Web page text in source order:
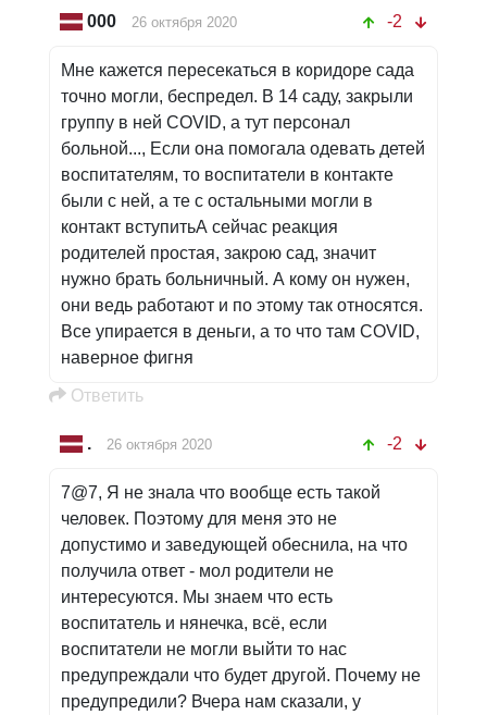
000 26 октября 2020 -2
Мне кажется пересекаться в коридоре сада
точно могли, беспредел. В 14 саду, закрыли
группу в ней COVID, а тут персонал
больной..., Если она помогала одевать детей
воспитателям, то воспитатели в контакте
были с ней, а те с остальными могли в
контакт вступитьА сейчас реакция
родителей простая, закрою сад, значит
нужно брать больничный. А кому он нужен,
они ведь работают и по этому так относятся.
Все упирается в деньги, а то что там COVID,
наверное фигня
Oтветить
. 26 октября 2020 -2
7@7, Я не знала что вообще есть такой
человек. Поэтому для меня это не
допустимо и заведующей обеснила, на что
получила ответ - мол родители не
интересуются. Мы знаем что есть
воспитатель и нянечка, всё, если
воспитатели не могли выйти то нас
предупреждали что будет другой. Почему не
предупредили? Вчера нам сказали, у